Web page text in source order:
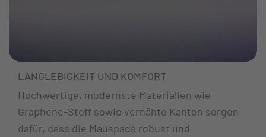
LANGLEBIGKEIT UND KOMFORT
Hochwertige, modernste Materialien wie
Graphene-Stoff sowie vernähte Kanten sorgen
dafür, dass die Mauspads robust und